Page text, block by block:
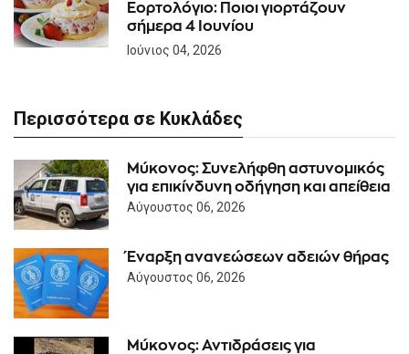
Εορτολόγιο: Ποιοι γιορτάζουν
σήμερα 4 Ιουνίου
Ιούνιος 04, 2026
Περισσότερα σε Κυκλάδες
Μύκονος: Συνελήφθη αστυνομικός
για επικίνδυνη οδήγηση και απείθεια
Αύγουστος 06, 2026
Έναρξη ανανεώσεων αδειών θήρας
Αύγουστος 06, 2026
Μύκονος: Αντιδράσεις για